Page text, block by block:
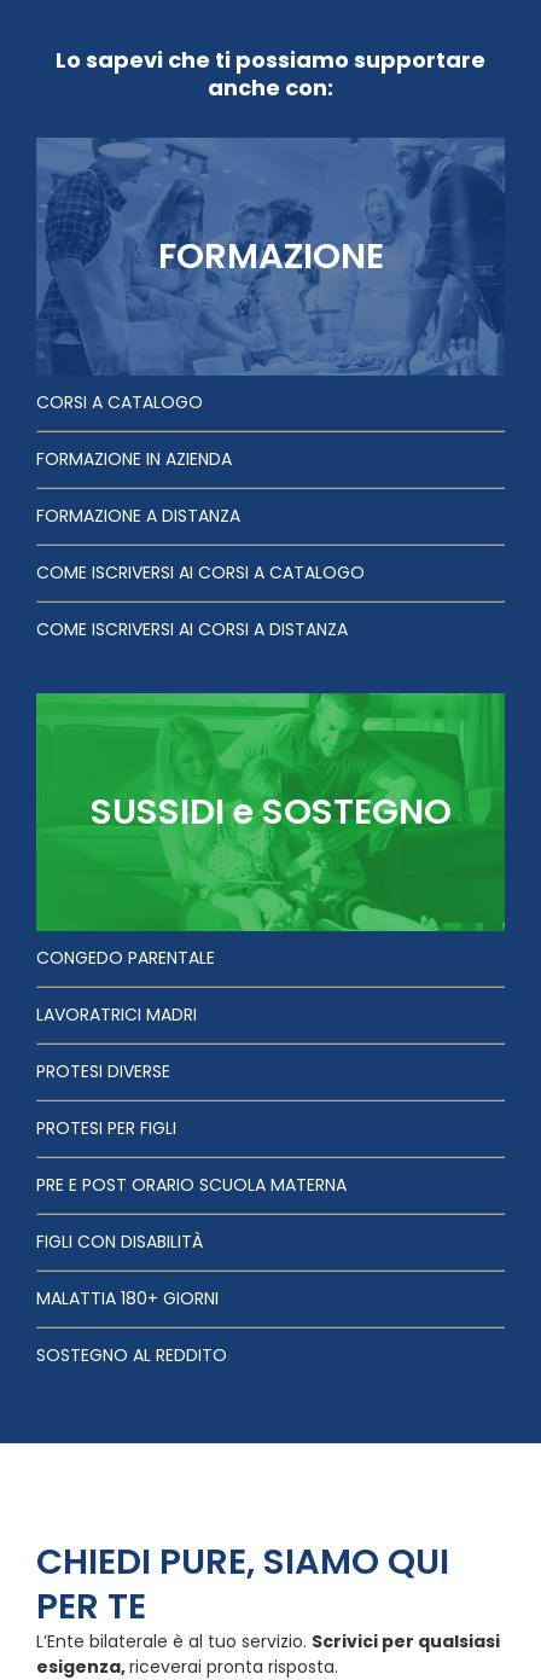
Lo sapevi che ti possiamo supportare
anche con:
FORMAZIONE
CORSI A CATALOGO
FORMAZIONE IN AZIENDA
FORMAZIONE A DISTANZA
COME ISCRIVERSI AI CORSI A CATALOGO
COME ISCRIVERSI AI CORSI A DISTANZA
SUSSIDI e SOSTEGNO
CONGEDO PARENTALE
LAVORATRICI MADRI
PROTESI DIVERSE
PROTESI PER FIGLI
PRE E POST ORARIO SCUOLA MATERNA
FIGLI CON DISABILITÀ
MALATTIA 180+ GIORNI
SOSTEGNO AL REDDITO
CHIEDI PURE, SIAMO QUI
PER TE
L’Ente bilaterale è al tuo servizio. Scrivici per qualsiasi
esigenza,riceverai pronta risposta.